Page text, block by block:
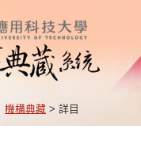
機構典藏 > 詳目